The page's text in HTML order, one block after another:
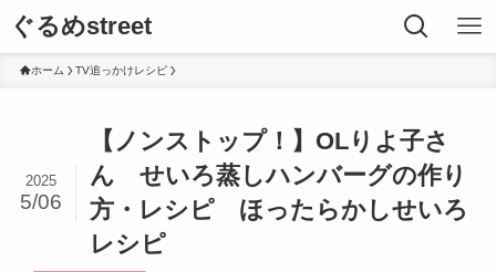
ぐるめstreet
ホーム TV追っかけレシピ
【ノンストップ！】OLりよ子さ
ん せいろ蒸しハンバーグの作り
方・レシピ ほったらかしせいろ
レシピ
2025
5/06